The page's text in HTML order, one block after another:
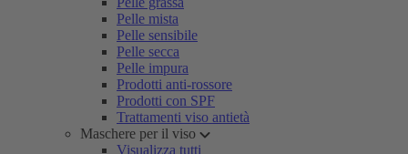
Pelle mista
Pelle sensibile
Pelle secca
Pelle impura
Prodotti anti-rossore
Prodotti con SPF
Trattamenti viso antietà
Maschere per il viso
Visualizza tutti